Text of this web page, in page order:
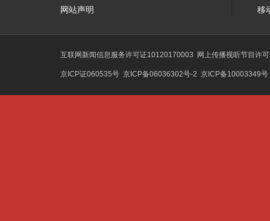
网站声明 移
互联网新闻信息服务许可证10120170003 网上传播视听节目许
京ICP证060535号 京ICP备06036302号-2 京ICP备10003349号